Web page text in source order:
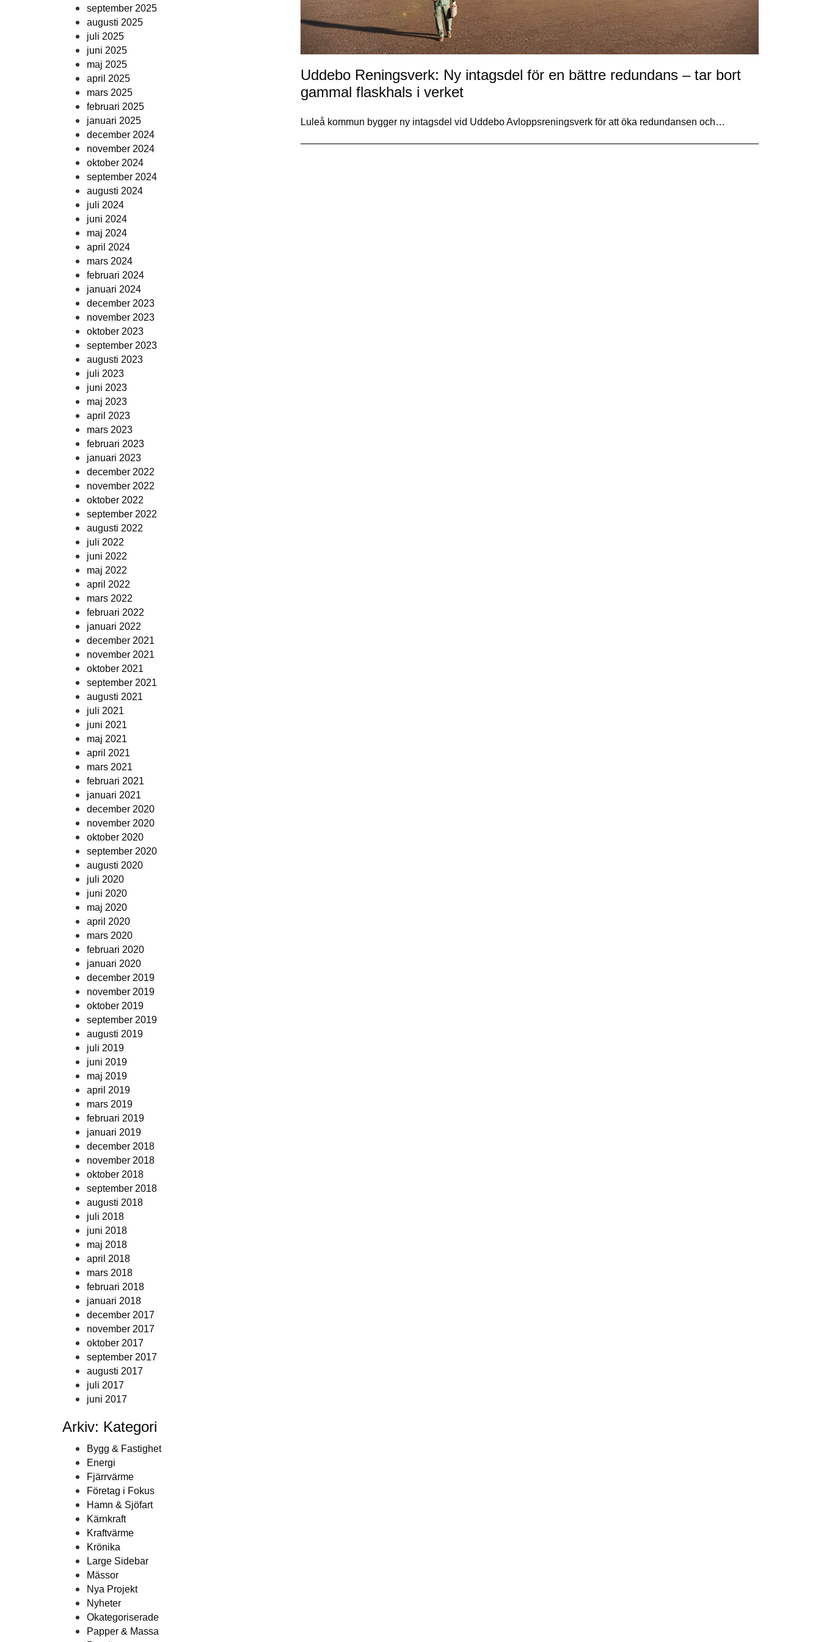
september 2025
augusti 2025
juli 2025
juni 2025
maj 2025
april 2025
mars 2025
februari 2025
januari 2025
december 2024
november 2024
oktober 2024
september 2024
augusti 2024
juli 2024
juni 2024
maj 2024
april 2024
mars 2024
februari 2024
januari 2024
december 2023
november 2023
oktober 2023
september 2023
augusti 2023
juli 2023
juni 2023
maj 2023
april 2023
mars 2023
februari 2023
januari 2023
december 2022
november 2022
oktober 2022
september 2022
augusti 2022
juli 2022
juni 2022
maj 2022
april 2022
mars 2022
februari 2022
januari 2022
december 2021
november 2021
oktober 2021
september 2021
augusti 2021
juli 2021
juni 2021
maj 2021
april 2021
mars 2021
februari 2021
januari 2021
december 2020
november 2020
oktober 2020
september 2020
augusti 2020
juli 2020
juni 2020
maj 2020
april 2020
mars 2020
februari 2020
januari 2020
december 2019
november 2019
oktober 2019
september 2019
augusti 2019
juli 2019
juni 2019
maj 2019
april 2019
mars 2019
februari 2019
januari 2019
december 2018
november 2018
oktober 2018
september 2018
augusti 2018
juli 2018
juni 2018
maj 2018
april 2018
mars 2018
februari 2018
januari 2018
december 2017
november 2017
oktober 2017
september 2017
augusti 2017
juli 2017
juni 2017
Arkiv: Kategori
Bygg & Fastighet
Energi
Fjärrvärme
Företag i Fokus
Hamn & Sjöfart
Kärnkraft
Kraftvärme
Krönika
Large Sidebar
Mässor
Nya Projekt
Nyheter
Okategoriserade
Papper & Massa
Uddebo Reningsverk: Ny intagsdel för en bättre redundans – tar bort
gammal flaskhals i verket
Luleå kommun bygger ny intagsdel vid Uddebo Avloppsreningsverk för att öka redundansen och…